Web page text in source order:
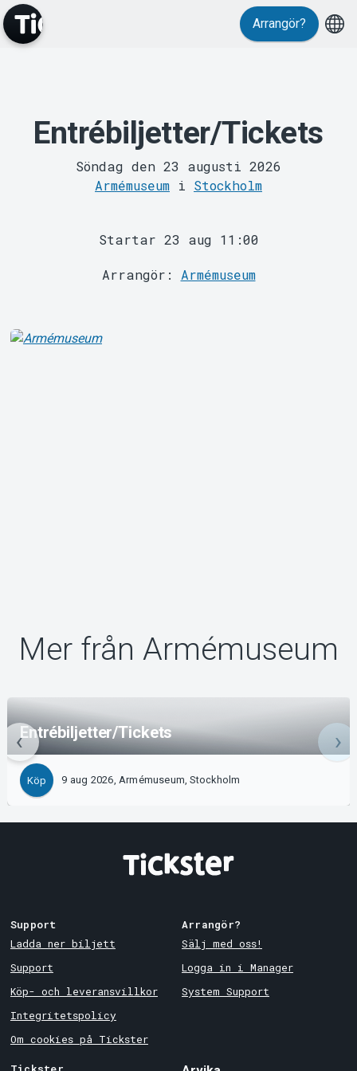
MyTickster
Support
Arrangör?
Entrébiljetter/Tickets
Söndag den 23 augusti 2026
Armémuseum i Stockholm
Startar 23 aug 11:00
Arrangör: Armémuseum
Mer från Armémuseum
Entrébiljetter/Tickets
Köp 9 aug 2026, Armémuseum, Stockholm
Support
Ladda ner biljett
Support
Köp- och leveransvillkor
Integritetspolicy
Om cookies på Tickster
Arrangör?
Sälj med oss!
Logga in i Manager
System Support
Tickster